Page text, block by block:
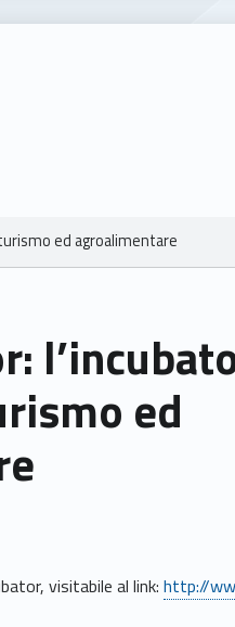
ed agroalimentare
ed
visitabile al link:http://